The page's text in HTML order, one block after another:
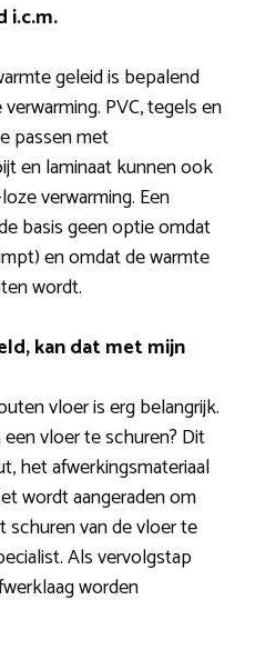
i.c.m.
geleid is bepalend
PVC, tegels en
passen met
en laminaat kunnen ook
verwarming. Een
basis geen optie omdat
en omdat de warmte
wordt.
kan dat met mijn
vloer is erg belangrijk.
vloer te schuren? Dit
het afwerkingsmateriaal
wordt aangeraden om
schuren van de vloer te
Als vervolgstap
worden